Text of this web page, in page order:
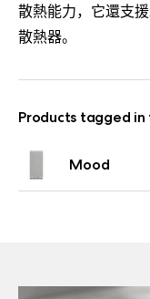
散熱能力，它還支
散熱器。
Products tagged
Mood